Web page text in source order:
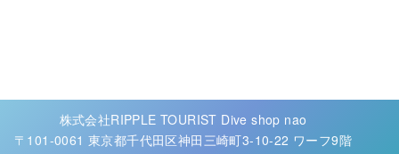
株式会社RIPPLE TOURIST Dive shop nao
〒101-0061 東京都千代田区神田三崎町3-10-22 ワーフ9階